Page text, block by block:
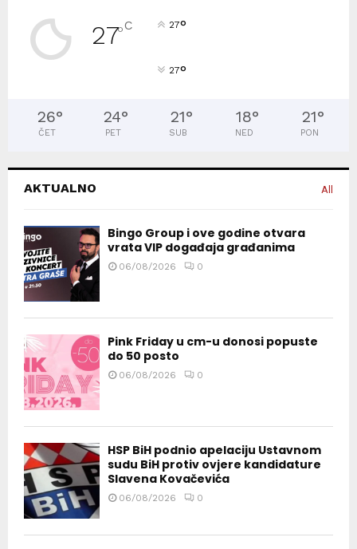
27°C 27°
27°
26°
ČET
24°
PET
21°
SUB
18°
NED
21°
PON
AKTUALNO All
Bingo Group i ove godine otvara
vrata VIP događaja građanima
06/08/2026 0
Pink Friday u cm-u donosi popuste
do 50 posto
06/08/2026 0
HSP BiH podnio apelaciju Ustavnom
sudu BiH protiv ovjere kandidature
Slavena Kovačevića
06/08/2026 0